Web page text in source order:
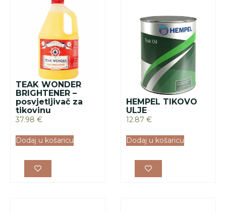
TEAK WONDER
BRIGHTENER –
posvjetljivač za
tikovinu
37.98 €
Dodaj u košaricu
HEMPEL TIKOVO
ULJE
12.87 €
Dodaj u košaricu